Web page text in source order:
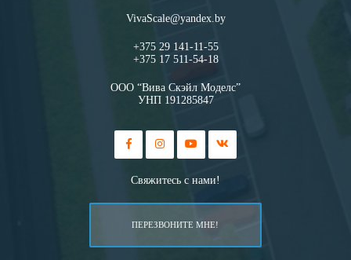
VivaScale@yandex.by
+375 29 141-11-55
+375 17 511-54-18
ООО “Вива Скэйл Моделс”
УНП 191285847
Свяжитесь с нами!
ПЕРЕЗВОНИТЕ МНЕ!